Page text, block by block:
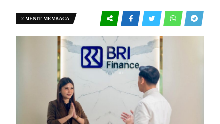
2 MENIT MEMBACA